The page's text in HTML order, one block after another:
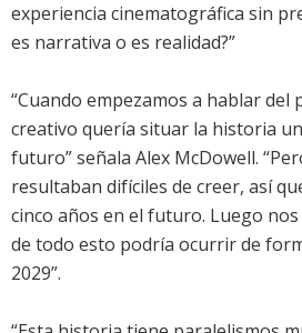
experiencia cinematográfica sin
es narrativa o es realidad?”
“Cuando empezamos a hablar del
creativo quería situar la historia
futuro” señala Alex McDowell.
resultaban difíciles de creer, así
cinco años en el futuro. Luego
de todo esto podría ocurrir de
2029”.